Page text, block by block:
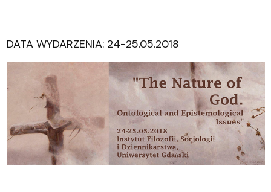
DATA WYDARZENIA: 24-25.05.2018